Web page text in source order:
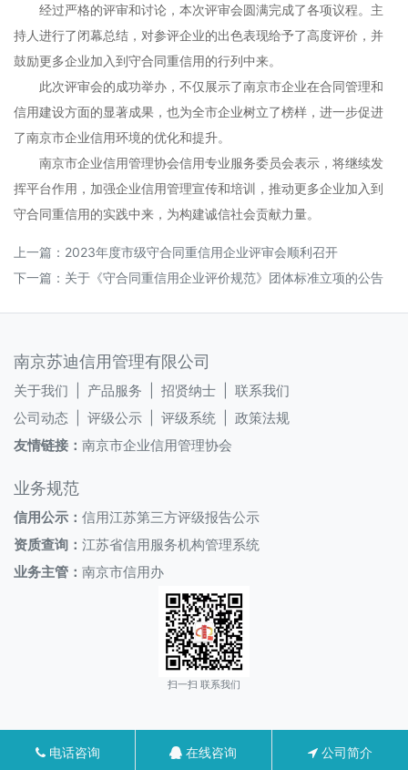
经过严格的评审和讨论，本次评审会圆满完成了各项议程。主
持人进行了闭幕总结，对参评企业的出色表现给予了高度评价，并
鼓励更多企业加入到守合同重信用的行列中来。
此次评审会的成功举办，不仅展示了南京市企业在合同管理和
信用建设方面的显著成果，也为全市企业树立了榜样，进一步促进
了南京市企业信用环境的优化和提升。
南京市企业信用管理协会信用专业服务委员会表示，将继续发
挥平台作用，加强企业信用管理宣传和培训，推动更多企业加入到
守合同重信用的实践中来，为构建诚信社会贡献力量。
上一篇： 2023年度市级守合同重信用企业评审会顺利召开
下一篇： 关于《守合同重信用企业评价规范》团体标准立项的公告
南京苏迪信用管理有限公司
关于我们 | 产品服务 | 招贤纳士 | 联系我们
公司动态 | 评级公示 | 评级系统 | 政策法规
友情链接： 南京市企业信用管理协会
业务规范
信用公示： 信用江苏第三方评级报告公示
资质查询： 江苏省信用服务机构管理系统
业务主管： 南京市信用办
扫一扫 联系我们
电话咨询 在线咨询 公司简介